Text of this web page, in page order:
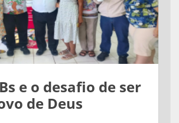
e o desafio de ser
de Deus